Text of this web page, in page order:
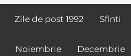
Zile de post 1992 Sfinti
Noiembrie Decembrie